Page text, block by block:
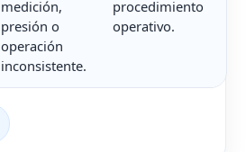
medición,
presión o
operación
inconsistente.
procedimiento
operativo.